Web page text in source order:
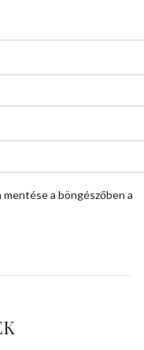
mentése a böngészőben a